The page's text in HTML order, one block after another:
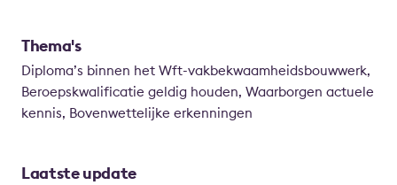
Thema's
Diploma’s binnen het Wft-vakbekwaamheidsbouwwerk,
Beroepskwalificatie geldig houden, Waarborgen actuele
kennis, Bovenwettelijke erkenningen
Laatste update